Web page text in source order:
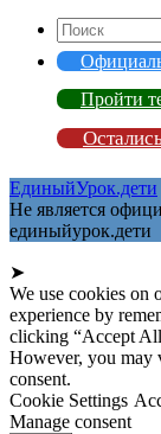
Пройти
ЕдиныйУрок.дети
Не является
единыйурок.дети
➤
We use cookies on
experience by
clicking “Accept
However, you may
consent.
Cookie Settings
Manage consent